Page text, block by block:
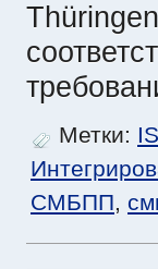
Метки:
СМБПП,